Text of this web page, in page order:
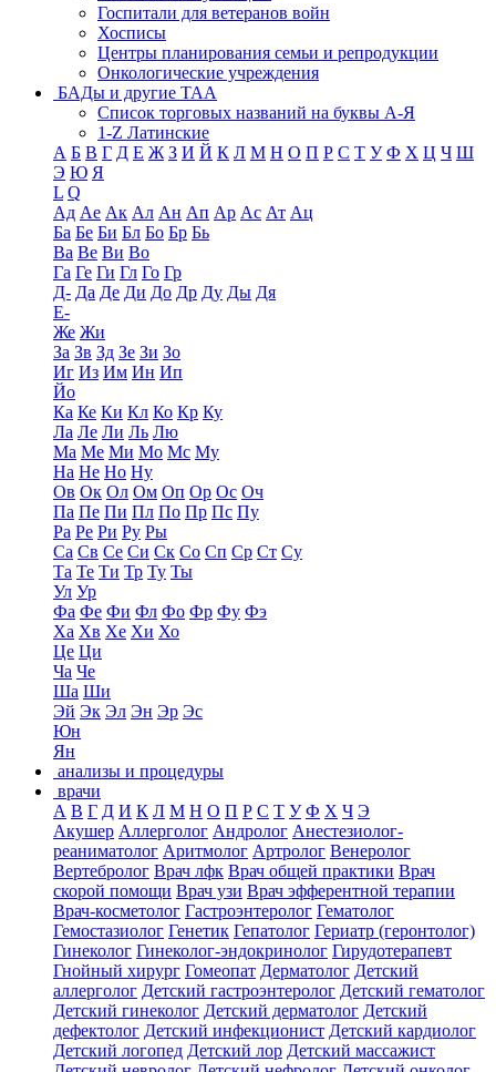
Госпитали для ветеранов войн
Хосписы
Центры планирования семьи и репродукции
Онкологические учреждения
БАДы и другие ТАА
Список торговых названий на буквы А-Я
1-Z Латинские
А Б В Г Д Е Ж З И Й К Л М Н О П Р С Т У Ф Х Ц Ч Ш
Э Ю Я
L Q
Ад Ае Ак Ал Ан Ап Ар Ас Ат Ац
Ба Бе Би Бл Бо Бр Бь
Ва Ве Ви Во
Га Ге Ги Гл Го Гр
Д- Да Де Ди До Др Ду Ды Дя
Е-
Же Жи
За Зв Зд Зе Зи Зо
Иг Из Им Ин Ип
Йо
Ка Ке Ки Кл Ко Кр Ку
Ла Ле Ли Ль Лю
Ма Ме Ми Мо Мс Му
На Не Но Ну
Ов Ок Ол Ом Оп Ор Ос Оч
Па Пе Пи Пл По Пр Пс Пу
Ра Ре Ри Ру Ры
Са Св Се Си Ск Со Сп Ср Ст Су
Та Те Ти Тр Ту Ты
Ул Ур
Фа Фе Фи Фл Фо Фр Фу Фэ
Ха Хв Хе Хи Хо
Це Ци
Ча Че
Ша Ши
Эй Эк Эл Эн Эр Эс
Юн
Ян
анализы и процедуры
врачи
А В Г Д И К Л М Н О П Р С Т У Ф Х Ч Э
Акушер Аллерголог Андролог Анестезиолог-
реаниматолог Аритмолог Артролог Венеролог
Вертебролог Врач лфк Врач общей практики Врач
скорой помощи Врач узи Врач эфферентной терапии
Врач-косметолог Гастроэнтеролог Гематолог
Гемостазиолог Генетик Гепатолог Гериатр (геронтолог)
Гинеколог Гинеколог-эндокринолог Гирудотерапевт
Гнойный хирург Гомеопат Дерматолог Детский
аллерголог Детский гастроэнтеролог Детский гематолог
Детский гинеколог Детский дерматолог Детский
дефектолог Детский инфекционист Детский кардиолог
Детский логопед Детский лор Детский массажист